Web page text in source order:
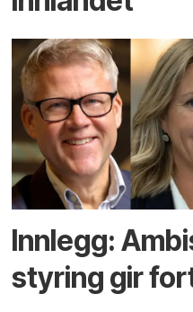
Innlegg:
styring gir